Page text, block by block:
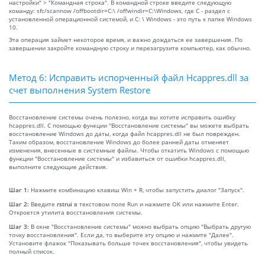
настройки" > "Командная строка". В командной строке введите следующую
команду: sfc/scannow /offbootdir=C:\ /offwindir=C:\Windows, где C - раздел с
установленной операционной системой, и C: \ Windows - это путь к папке Windows
10.
Эта операция займет некоторое время, и важно дождаться ее завершения. По
завершении закройте командную строку и перезагрузите компьютер, как обычно.
Метод 6: Исправить испорченный файл Hcappres.dll за
счет выполнения System Restore
Восстановление системы очень полезно, когда вы хотите исправить ошибку
hcappres.dll. С помощью функции "Восстановление системы" вы можете выбрать
восстановление Windows до даты, когда файл hcappres.dll не был поврежден.
Таким образом, восстановление Windows до более ранней даты отменяет
изменения, внесенные в системные файлы. Чтобы откатить Windows с помощью
функции "Восстановление системы" и избавиться от ошибки hcappres.dll,
выполните следующие действия.
Шаг 1: Нажмите комбинацию клавиш Win + R, чтобы запустить диалог "Запуск".
Шаг 2: Введите rstrui в текстовом поле Run и нажмите OK или нажмите Enter.
Откроется утилита восстановления системы.
Шаг 3: В окне "Восстановление системы" можно выбрать опцию "Выбрать другую
точку восстановления". Если да, то выберите эту опцию и нажмите "Далее".
Установите флажок "Показывать больше точек восстановления", чтобы увидеть
полный список.